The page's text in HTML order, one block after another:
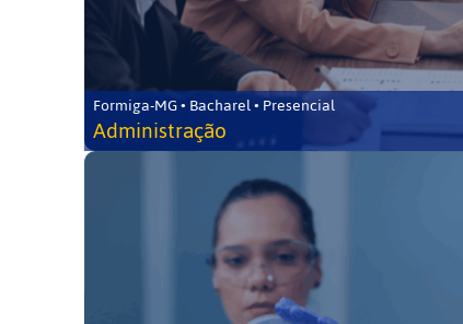
Formiga-MG • Bacharel • Presencial
Administração